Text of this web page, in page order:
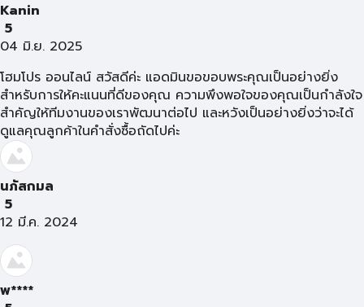
Kanin
5
04 มิ.ย. 2025
โฮมโปร ออนไลน์ สวัสดีค่ะ แอดมินขอขอบพระคุณเป็นอย่างยิ่ง
สำหรับการให้คะแนนที่ดีของคุณ ความพึงพอใจของคุณเป็นกำลังใจ
สำคัญให้ทีมงานของเราพัฒนาต่อไป และหวังเป็นอย่างยิ่งว่าจะได้
ดูแลคุณลูกค้าในคำสั่งซื้อถัดไปค่ะ
นภัสกมล
5
12 มี.ค. 2024
พ****